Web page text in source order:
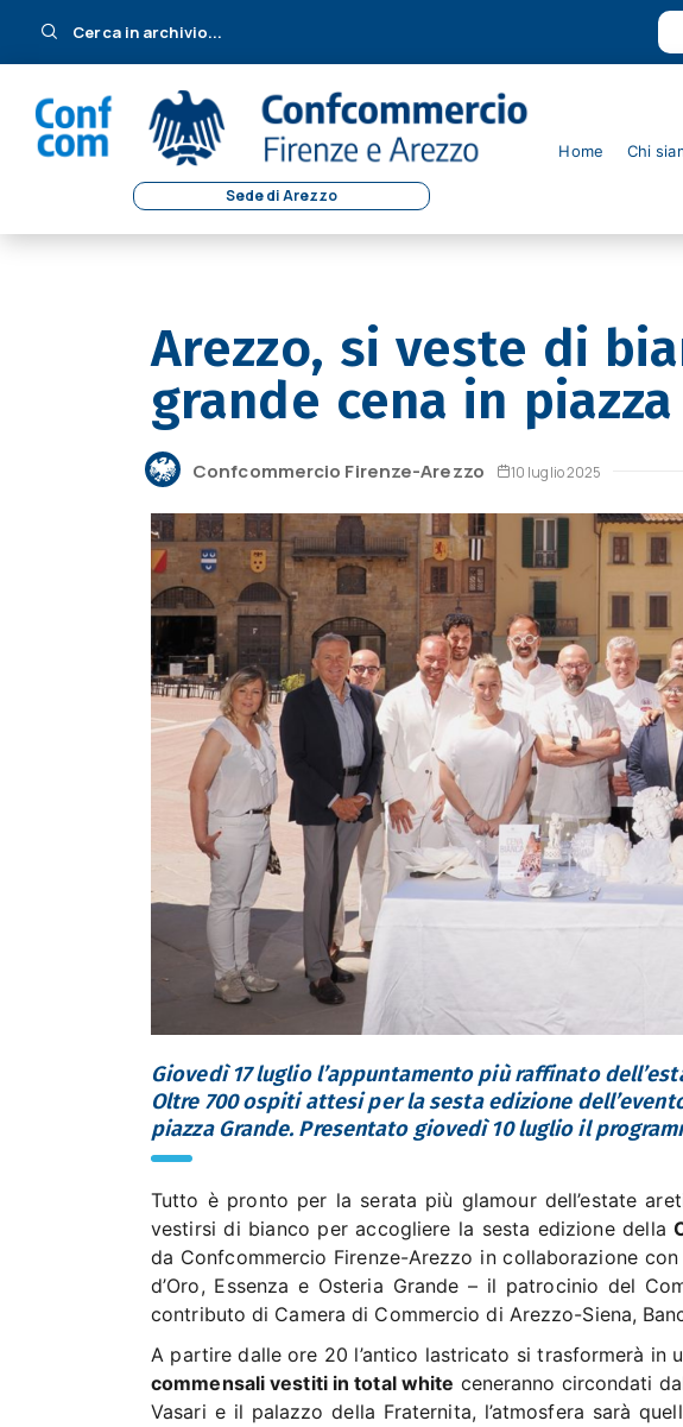
Cerca in archivio...
Sede di Arezzo
Home Chi
Arezzo, si veste di
grande cena in
Confcommercio Firenze-Arezzo 10 luglio 2025
Giovedì 17 luglio l’appuntamento più raffinato
Oltre 700 ospiti attesi per la sesta edizione
piazza Grande. Presentato giovedì 10 luglio il
Tutto è pronto per la serata più glamour dell’estate
vestirsi di bianco per accogliere la sesta edizione della
da Confcommercio Firenze-Arezzo in collaborazione
d’Oro, Essenza e Osteria Grande – il patrocinio del
contributo di Camera di Commercio di Arezzo-Siena,
A partire dalle ore 20 l’antico lastricato si trasformerà
commensali vestiti in total white ceneranno circondati
Vasari e il palazzo della Fraternita, l’atmosfera sarà